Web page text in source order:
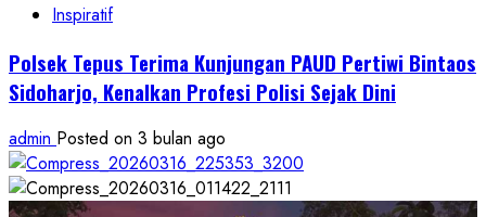
Inspiratif
Polsek Tepus Terima Kunjungan PAUD Pertiwi Bintaos
Sidoharjo, Kenalkan Profesi Polisi Sejak Dini
admin Posted on 3 bulan ago